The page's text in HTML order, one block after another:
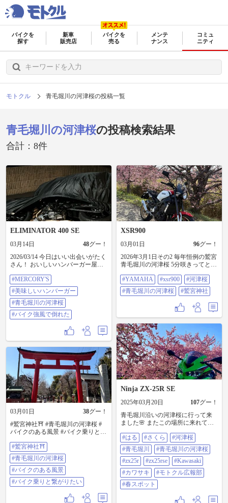
バイクを
探す
新車
販売店
バイクを
売る
メンテ
ナンス
コミュ
ニティ
モトクル 青毛堀川の河津桜の投稿一覧
青毛堀川の河津桜の投稿検索結果
合計：8件
ELIMINATOR 400 SE
03月14日 48グー！
2026/03/14 今日はいい出会いがたく
さん！ おいしいハンバーガー屋さ
でおしゃべりできたバイク乗りさ
ん♀ 良い日でした しかし 先日すご
い強風が吹き荒れた日 駐車場に停
めていたバイクが 帰宅したら倒れ
てた… びっくり＆ショック😱 新車
なのに傷がついちゃった…… 予想
もできない出来事(｡ω｡；)ｧｧ･･
ンバーガー #青毛堀川の河津桜 #バ
イク強風で倒れた
#MERCORY'S
#美味しいハンバーガー
#青毛堀川の河津桜
#バイク強風で倒れた
XSR900
03月01日 96グー！
2026年3月1日その2 毎年恒例の鷲宮
青毛堀川の河津桜 5分咲きってとこ
#青毛堀川の河津桜 #鷲宮神社
#YAMAHA #xsr900
#河津桜
#青毛堀川の河津桜
#鷲宮神社
03月01日 38グー！
#鷲宮神社⛩️ #青毛堀川の河津桜 #
バイクのある風景 #バイク乗りと繋
#鷲宮神社⛩️
#青毛堀川の河津桜
#バイクのある風景
#バイク乗りと繋がりたい
Ninja ZX-25R SE
2025年03月20日 107グー！
青毛堀川沿いの河津桜に行って来
ました🌸 またこの場所に来れて🏍️
いを馳せると同時に、改めて月日
の経つ早さには驚かされます😵 🏍️
🌸の撮影途中、２度ご年配の方か
ら声を掛けられ、バイクと一緒の
写真を撮っていただきました📸✨
基本、ソロツーなので貴重な写真
となり、誠にありがとうございま
した🙏 風の強い日でしたが、春の
訪れを実感させていただきました
#はる #さくら
#河津桜
#青毛堀川
#青毛堀川の河津桜
#zx25r
#zx25rse
#Kawasaki
#カワサキ
#モトクル広報部
#春スポット